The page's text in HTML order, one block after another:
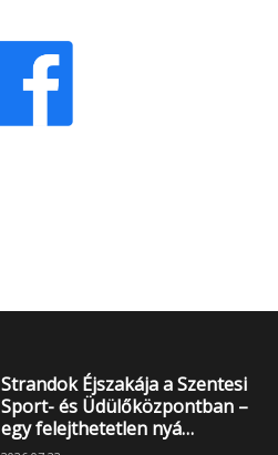
Strandok Éjszakája a Szentesi
Sport- és Üdülőközpontban –
egy felejthetetlen nyá…